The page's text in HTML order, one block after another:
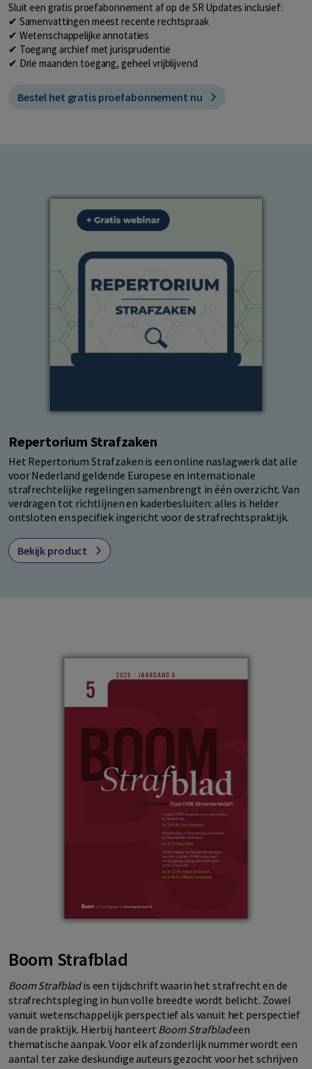
Sluit een gratis proefabonnement af op de SR Updates inclusief:
✔ Samenvattingen meest recente rechtspraak
✔ Wetenschappelijke annotaties
✔ Toegang archief met jurisprudentie
✔ Drie maanden toegang, geheel vrijblijvend
Bestel het gratis proefabonnement nu
Repertorium Strafzaken
Het Repertorium Strafzaken is een online naslagwerk dat alle
voor Nederland geldende Europese en internationale
strafrechtelijke regelingen samenbrengt in één overzicht. Van
verdragen tot richtlijnen en kaderbesluiten: alles is helder
ontsloten en specifiek ingericht voor de strafrechtspraktijk.
Bekijk product
Boom Strafblad
Boom Strafbladis een tijdschrift waarin het strafrecht en de
strafrechtspleging in hun volle breedte wordt belicht. Zowel
vanuit wetenschappelijk perspectief als vanuit het perspectief
van de praktijk. Hierbij hanteert Boom Strafbladeen
thematische aanpak. Voor elk afzonderlijk nummer wordt een
aantal ter zake deskundige auteurs gezocht voor het schrijven